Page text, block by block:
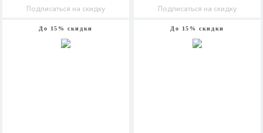
Подписаться на скидку Подписаться на скидку
До 15% скидки До 15% скидки